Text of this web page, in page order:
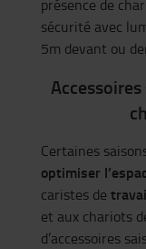
présence de
sécurité avec
5m devant ou
Certaines
optimiser
caristes de
et aux chariots
d’accessoires